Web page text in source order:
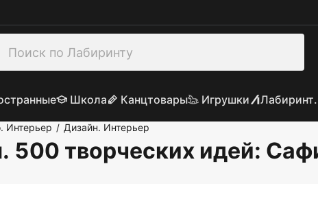
Школа Канцтовары Игрушки
Интерьер / Дизайн. Интерьер
500 творческих идей: